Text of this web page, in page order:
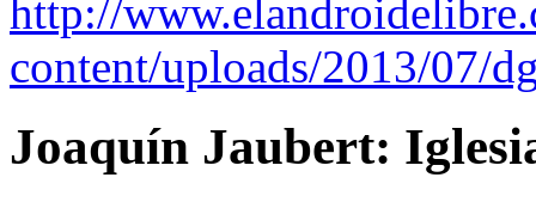
http://
content/uploads/2013/07/
Joaquín Jaubert: